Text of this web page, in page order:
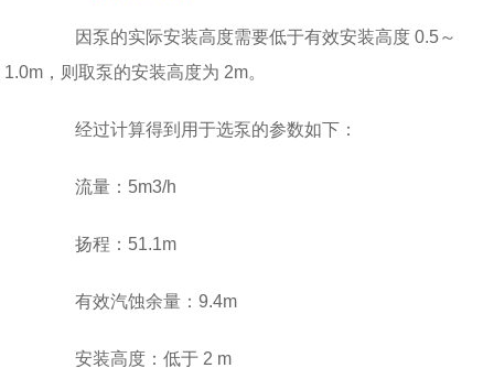
因泵的实际安装高度需要低于有效安装高度 0.5～
1.0m，则取泵的安装高度为 2m。
经过计算得到用于选泵的参数如下：
流量：5m3/h
扬程：51.1m
有效汽蚀余量：9.4m
安装高度：低于 2 m